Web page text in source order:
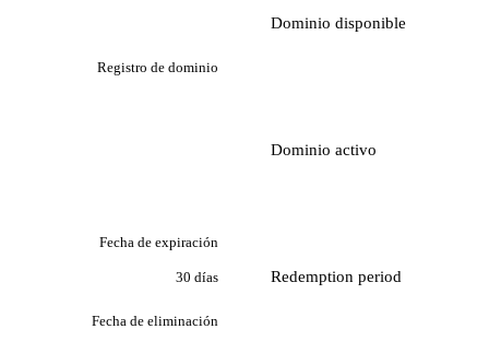
Dominio disponible
Registro de dominio
Dominio activo
Fecha de expiración
30 días Redemption period
Fecha de eliminación